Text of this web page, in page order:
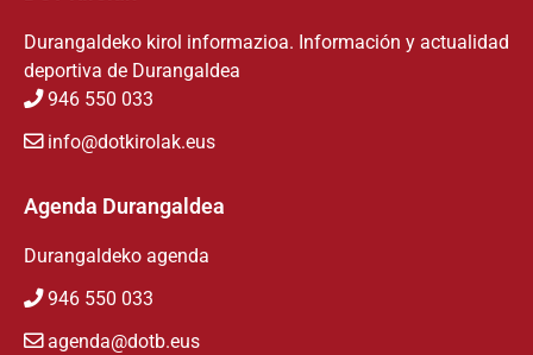
Durangaldeko kirol informazioa. Información y actualidad
deportiva de Durangaldea
946 550 033
info@dotkirolak.eus
Agenda Durangaldea
Durangaldeko agenda
946 550 033
agenda@dotb.eus